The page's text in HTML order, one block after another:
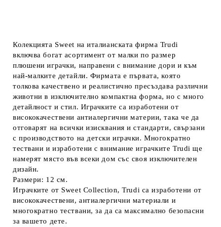
Колекцията Sweet на италианската фирма Trudi
включва богат асортимент от малки по размер
плюшени играчки, направени с внимание дори и към
най-малките детайли. Фирмата е първата, която
толкова качествено и реалистично пресъздава различни
животни в изключително компактна форма, но с много
детайлност и стил. Играчките са изработени от
висококачествени антиалергични материи, така че да
отговарят на всички изисквания и стандарти, свързани
с производството на детски играчки. Многократно
тествани и изработени с внимание играчките Trudi ще
намерят място във всеки дом със своя изключителен
дизайн.
Размери: 12 см.
Играчките от Sweet Collection, Trudi са изработени от
висококачествени, антиалергични материали и
многократно тествани, за да са максимално безопасни
за вашето дете.